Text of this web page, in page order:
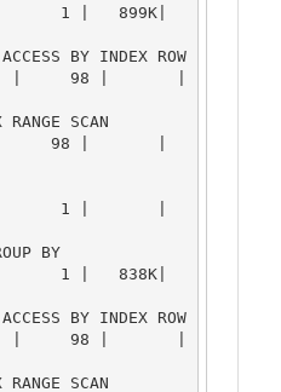
1 |   899K|
BY INDEX ROW
|     98 |       |
SCAN
|     98 |       |
1 |       |
BY
1 |   838K|
BY INDEX ROW
|     98 |       |
SCAN